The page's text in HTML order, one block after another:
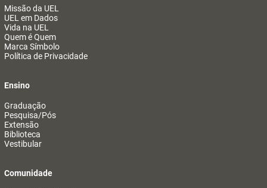
Missão da UEL
UEL em Dados
Vida na UEL
Quem é Quem
Marca Símbolo
Política de Privacidade
Ensino
Graduação
Pesquisa/Pós
Extensão
Biblioteca
Vestibular
Comunidade